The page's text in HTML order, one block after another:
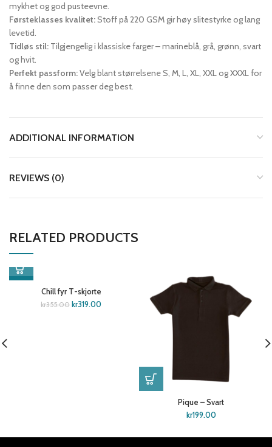
mykhet og god pusteevne.
Førsteklasses kvalitet:Stoff på 220 GSM gir høy slitestyrke og lang
levetid.
Tidløs stil: Tilgjengelig i klassiske farger – marineblå, grå, grønn, svart
og hvit.
Perfekt passform:Velg blant størrelsene S, M, L, XL, XXL og XXXL for
å finne den som passer deg best.
ADDITIONAL INFORMATION
REVIEWS (0)
RELATED PRODUCTS
-10%
Chill fyr T-skjorte
kr355.00 kr319.00
Pique – Svart
kr199.00